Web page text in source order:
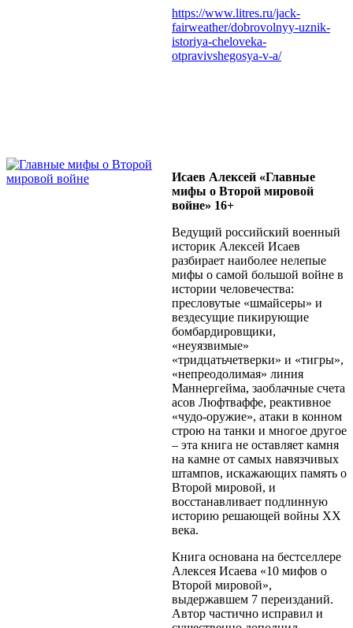
https://www.litres.ru/jack-
fairweather/dobrovolnyy-uznik-
istoriya-cheloveka-
otpravivshegosya-v-a/
Исаев Алексей «Главные
мифы о Второй мировой
войне» 16+
Ведущий российский военный
историк Алексей Исаев
разбирает наиболее нелепые
мифы о самой большой войне в
истории человечества:
пресловутые «шмайсеры» и
вездесущие пикирующие
бомбардировщики,
«неуязвимые»
«тридцатьчетверки» и «тигры»,
«непреодолимая» линия
Маннергейма, заоблачные счета
асов Люфтваффе, реактивное
«чудо-оружие», атаки в конном
строю на танки и многое другое
– эта книга не оставляет камня
на камне от самых навязчивых
штампов, искажающих память о
Второй мировой, и
восстанавливает подлинную
историю решающей войны XX
века.
Книга основана на бестселлере
Алексея Исаева «10 мифов о
Второй мировой»,
выдержавшем 7 переизданий.
Автор частично исправил и